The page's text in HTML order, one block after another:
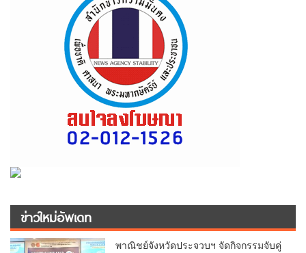
ข่าวใหม่อัพเดท
พาณิชย์จังหวัดประจวบฯ จัดกิจกรรมจับคู่